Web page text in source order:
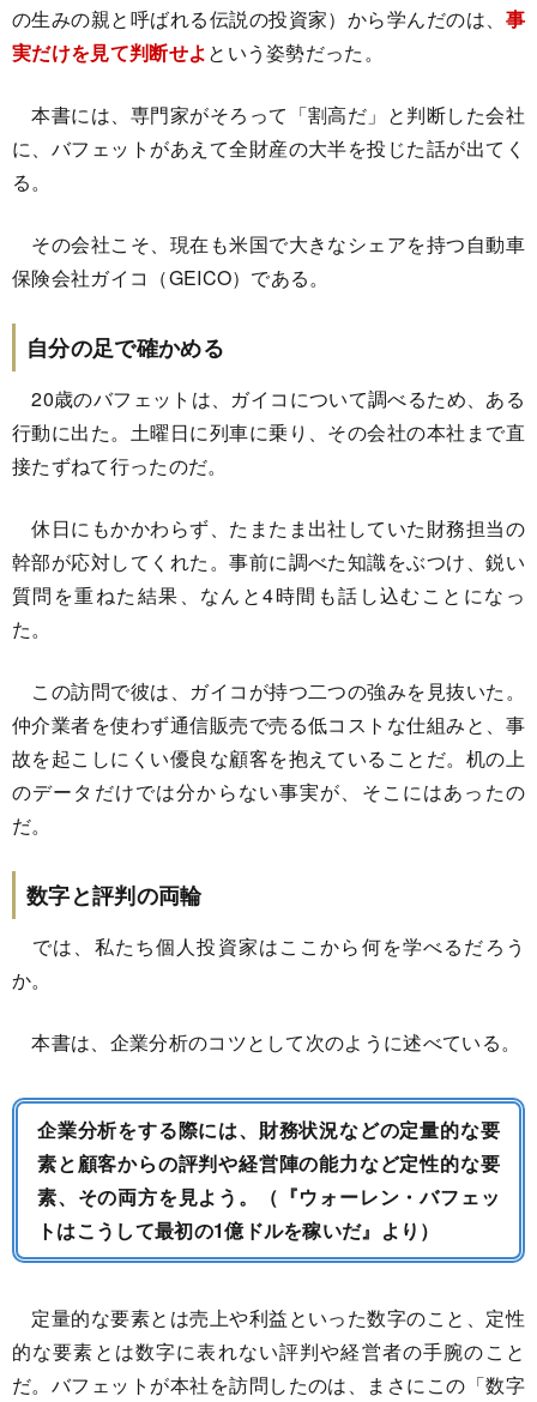
の生みの親と呼ばれる伝説の投資家）から学んだのは、 事
実だけを見て判断せよという姿勢だった。
本書には、専門家がそろって「割高だ」と判断した会社
に、バフェットがあえて全財産の大半を投じた話が出てく
る。
その会社こそ、現在も米国で大きなシェアを持つ自動車
保険会社ガイコ（GEICO）である。
自分の足で確かめる
20歳のバフェットは、ガイコについて調べるため、ある
行動に出た。土曜日に列車に乗り、その会社の本社まで直
接たずねて行ったのだ。
休日にもかかわらず、たまたま出社していた財務担当の
幹部が応対してくれた。事前に調べた知識をぶつけ、鋭い
質問を重ねた結果、なんと4時間も話し込むことになっ
た。
この訪問で彼は、ガイコが持つ二つの強みを見抜いた。
仲介業者を使わず通信販売で売る低コストな仕組みと、事
故を起こしにくい優良な顧客を抱えていることだ。机の上
のデータだけでは分からない事実が、そこにはあったの
だ。
数字と評判の両輪
では、私たち個人投資家はここから何を学べるだろう
か。
本書は、企業分析のコツとして次のように述べている。
企業分析をする際には、財務状況などの定量的な要
素と顧客からの評判や経営陣の能力など定性的な要
素、その両方を見よう。（『ウォーレン・バフェッ
トはこうして最初の1億ドルを稼いだ』より）
定量的な要素とは売上や利益といった数字のこと、定性
的な要素とは数字に表れない評判や経営者の手腕のこと
だ。バフェットが本社を訪問したのは、まさにこの「数字